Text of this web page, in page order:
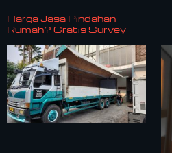
Harga Jasa Pindahan
Rumah? Gratis Survey